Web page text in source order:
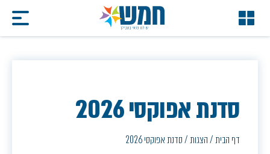
סדנת אפוקסי 2026
דף הבית/הצגות/סדנת אפוקסי 2026